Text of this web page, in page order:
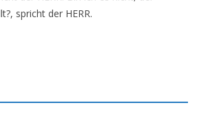
spricht der HERR.